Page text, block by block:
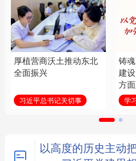
科技 科创
文化 书画
访谈 视频
学术中国 乡村振兴
厚植营商沃土推动东北
全面振兴
习近平总书记关切事
铸
建
方
学
以高度的历史主动